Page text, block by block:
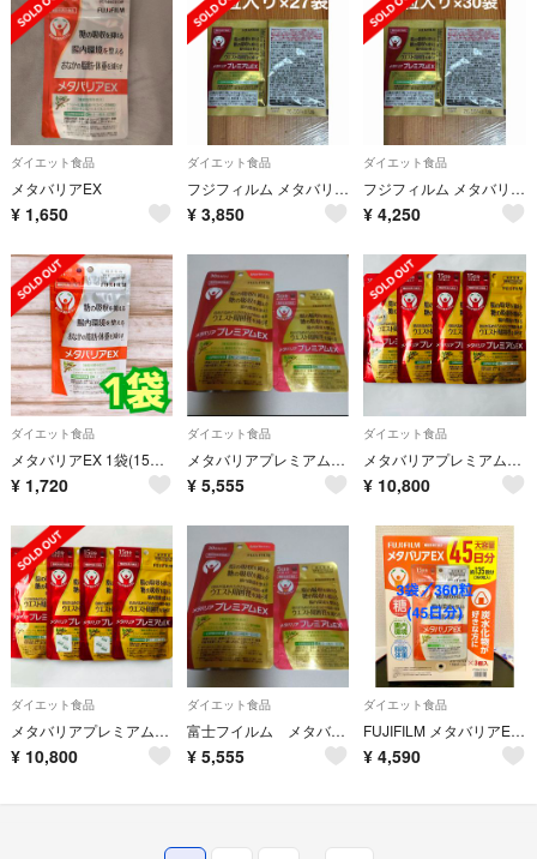
ダイエット食品
メタバリアEX
¥ 1,650
ダイエット食品
フジフィルム メタバリアプレミアムEX （8粒入り×27袋）
¥ 3,850
ダイエット食品
フジフィルム メタバリアプレミアムEX （8粒入り×30袋）
¥ 4,250
ダイエット食品
メタバリアEX 1袋(15日分／120粒)
¥ 1,720
ダイエット食品
メタバリアプレミアムEX
¥ 5,555
ダイエット食品
メタバリアプレミアムEX・4袋・75日分
¥ 10,800
ダイエット食品
メタバリアプレミアムEX・4袋・75日分
¥ 10,800
ダイエット食品
富士フイルム メタバリアプレミアムEX
¥ 5,555
ダイエット食品
FUJIFILM メタバリアEX 45日分 360粒
¥ 4,590